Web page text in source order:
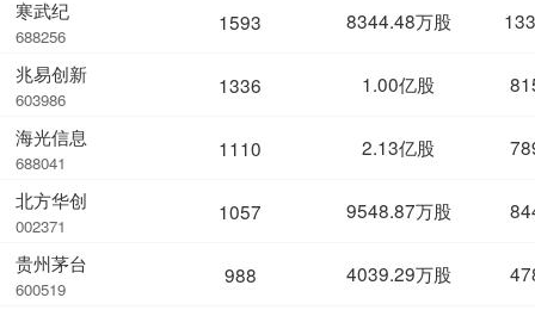
寒武纪
688256
兆易创新
603986
海光信息
688041
北方华创
002371
贵州茅台
600519
1593 8344.48万股
1336 1.00亿股
1110 2.13亿股
1057 9548.87万股
988 4039.29万股